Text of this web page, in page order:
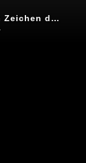
Regisseurin und Sänger setzen Zeichen der Menschlichkeit gegen Cancel-Culture | Von Norbert Häring